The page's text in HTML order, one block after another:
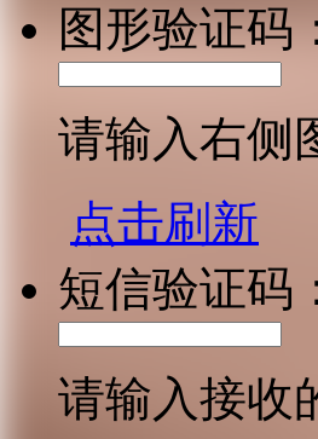
图形验证码
请输入右侧
点击刷新
短信验证码
请输入接收